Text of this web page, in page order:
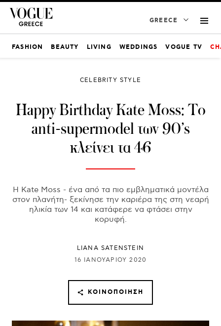
GREECE
FASHION BEAUTY LIVING WEDDINGS VOGUE TV
CELEBRITY STYLE
Happy Birthday Kate Moss: To
anti-supermodel των 90’s
κλείνει τα 46
Η Kate Moss - ένα από τα πιο εμβληματικά μοντέλα
στον πλανήτη- ξεκίνησε την καριέρα της στη νεαρή
ηλικία των 14 και κατάφερε να φτάσει στην
κορυφή.
LIANA SATENSTEIN
16 ΙΑΝΟΥΑΡΊΟΥ 2020
ΚΟΙΝΟΠΟΊΗΣΗ